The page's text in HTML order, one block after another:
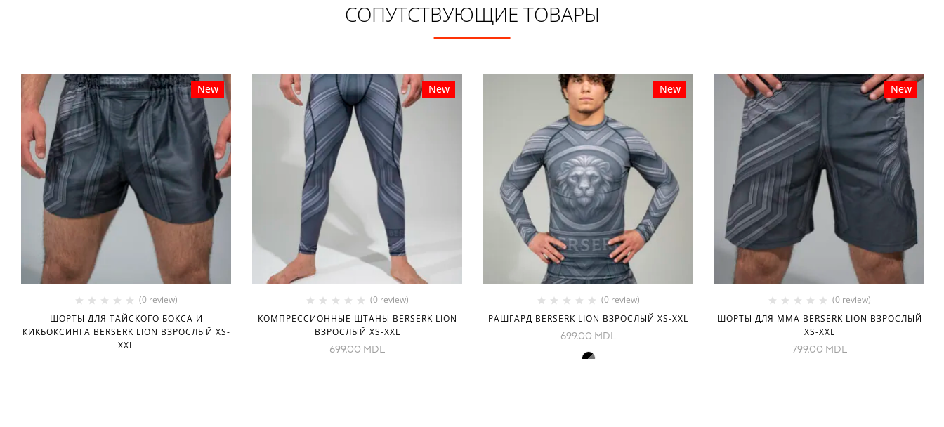
СОПУТСТВУЮЩИЕ ТОВАРЫ
New
(0 review)
ШОРТЫ ДЛЯ ТАЙСКОГО БОКСА И
КИКБОКСИНГА BERSERK LION ВЗРОСЛЫЙ XS-
XXL
New
(0 review)
КОМПРЕССИОННЫЕ ШТАНЫ BERSERK LION
ВЗРОСЛЫЙ XS-XXL
699.00 MDL
New
(0 review)
РАШГАРД BERSERK LION ВЗРОСЛЫЙ XS-XXL
699.00 MDL
New
(0 review)
ШОРТЫ ДЛЯ ММА BERSERK LION ВЗРОСЛЫЙ
XS-XXL
799.00 MDL